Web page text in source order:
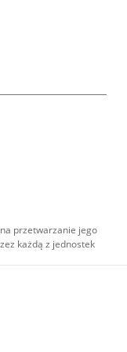
przetwarzanie jego
każdą z jednostek